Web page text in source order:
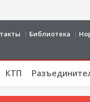
Библиотека
КТП